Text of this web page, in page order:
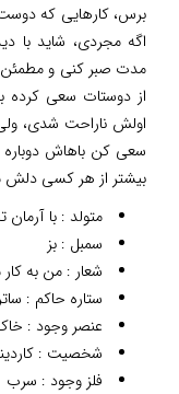
برس، کارهایی که
اگه مجردی، شاید با
مدت صبر کنی و مطمئن
از دوستات سعی کرده
اولش ناراحت شدی،
سعی کن باهاش
بیشتر از هر کسی دلش
متولد : با آرمان
سمبل : بز
شعار : من به کار
ستاره حاکم :
عنصر وجود :
شخصیت :
فلز وجود : سرب